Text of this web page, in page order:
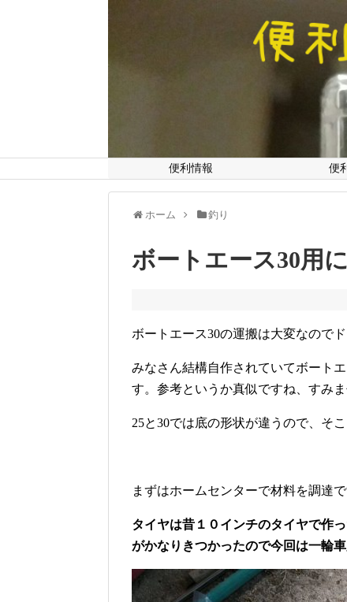
便利情報 便
ホーム 釣り
ボートエース30用
ボートエース30の運搬は大変なので
みなさん結構自作されていてボート
す。参考というか真似ですね、すみ
25と30では底の形状が違うので、そ
まずはホームセンターで材料を調達で
タイヤは昔１０インチのタイヤで作
がかなりきつかったので今回は一輪